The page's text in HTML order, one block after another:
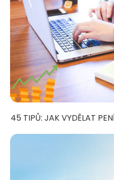
45 TIPŮ: JAK VYDĚLAT